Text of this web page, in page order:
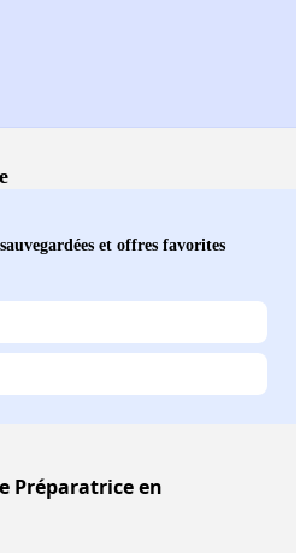
et offres favorites
Préparatrice en